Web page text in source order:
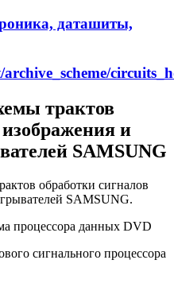
даташиты,
трактов
и
SAMSUNG
обработки сигналов
SAMSUNG.
процессора данных DVD
сигнального процессора